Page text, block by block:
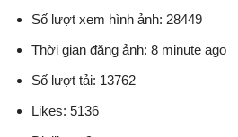
Số lượt xem hình ảnh: 28449
Thời gian đăng ảnh: 8 minute ago
Số lượt tải: 13762
Likes: 5136